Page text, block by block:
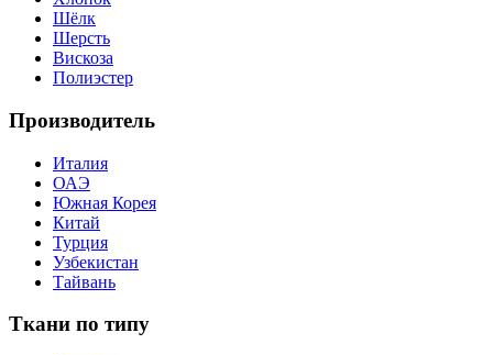
Шёлк
Шерсть
Вискоза
Полиэстер
Производитель
Италия
ОАЭ
Южная Корея
Китай
Турция
Узбекистан
Тайвань
Ткани по типу